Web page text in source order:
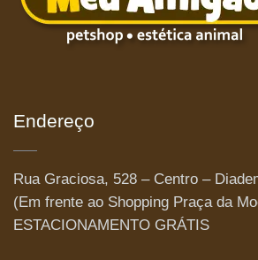
Endereço
Rua Graciosa, 528 – Centro –
(Em frente ao Shopping Praça da
ESTACIONAMENTO GRÁTIS